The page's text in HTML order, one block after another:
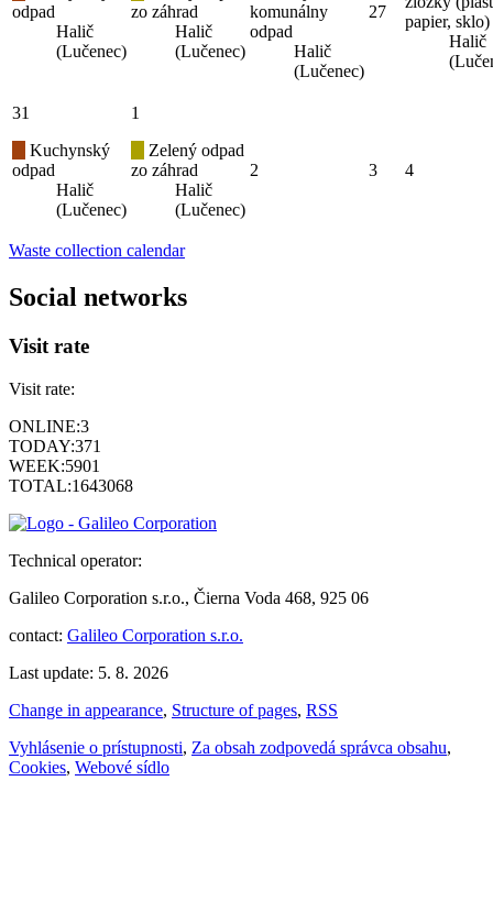
odpad
Halič
(Lučenec)
zo záhrad
Halič
(Lučenec)
komunálny
odpad
Halič
(Lučenec)
27
papier, sklo)
Halič
31
Kuchynský
odpad
Halič
(Lučenec)
1
Zelený odpad
zo záhrad
Halič
(Lučenec)
2 3 4
Waste collection calendar
Social networks
Visit rate
Visit rate:
ONLINE:3
TODAY:371
WEEK:5901
TOTAL:1643068
Technical operator:
Galileo Corporation s.r.o., Čierna Voda 468, 925 06
contact: Galileo Corporation s.r.o.
Last update: 5. 8. 2026
Change in appearance, Structure of pages, RSS
Vyhlásenie o prístupnosti, Za obsah zodpovedá správca obsahu,
Cookies, Webové sídlo